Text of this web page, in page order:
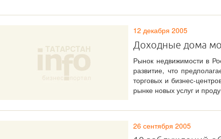
12 декабря 2005
Доходные дома
Рынок недвижимости в
развитие, что
торговых и бизнес-
рынке новых услуг и
26 сентября 2005